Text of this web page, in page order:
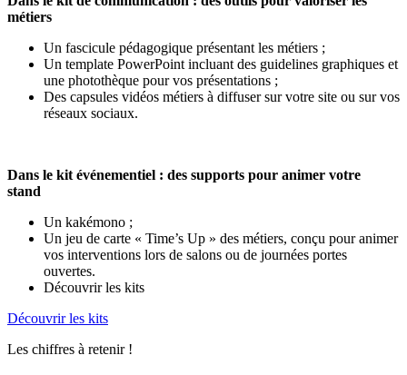
métiers
Un fascicule pédagogique présentant les métiers ;
Un template PowerPoint incluant des guidelines graphiques et
une photothèque pour vos présentations ;
Des capsules vidéos métiers à diffuser sur votre site ou sur vos
réseaux sociaux.
Dans le kit événementiel : des supports pour animer votre
stand
Un kakémono ;
Un jeu de carte « Time’s Up » des métiers, conçu pour animer
vos interventions lors de salons ou de journées portes
ouvertes.
Découvrir les kits
Découvrir les kits
Les chiffres à retenir !